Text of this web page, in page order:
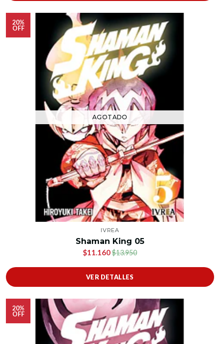
20%
OFF
AGOTADO
IVREA
Shaman King 05
$11.160$13.950
VER DETALLES
20%
OFF